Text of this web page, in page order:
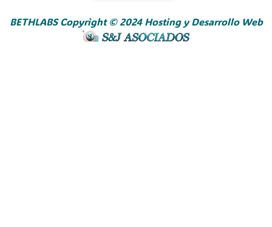
BETHLABS Copyright © 2024 Hosting y Desarrollo Web